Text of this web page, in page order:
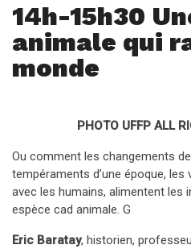
14h-15h30
animale qui
monde
PHOTO UFFP ALL
Ou comment les changements
tempéraments d’une époque,
avec les humains, alimentent les
espèce cad animale. G
Eric Baratay, historien,